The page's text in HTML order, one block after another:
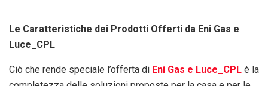
Le Caratteristiche dei Prodotti Offerti da Eni Gas e
Luce_CPL
Ciò che rende speciale l’offerta di Eni Gas e Luce_CPL è la